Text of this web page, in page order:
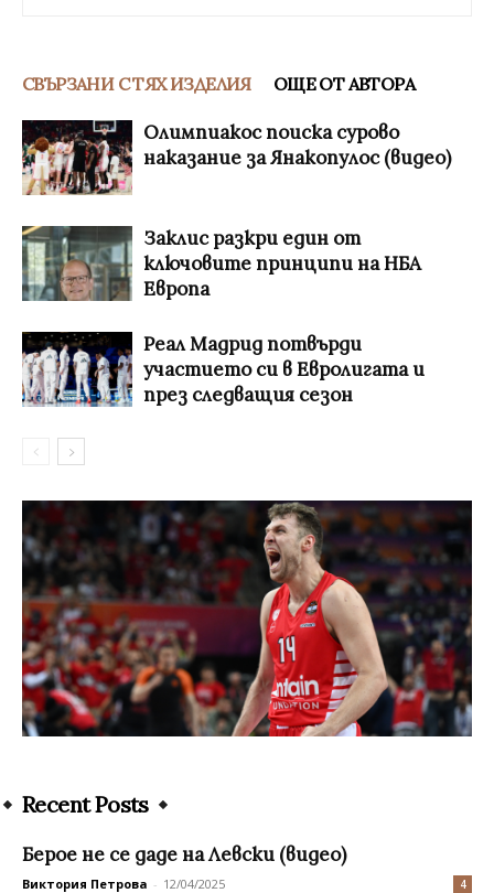
СВЪРЗАНИ С ТЯХ ИЗДЕЛИЯ ОЩЕ ОТ АВТОРА
Олимпиакос поиска сурово
наказание за Янакопулос (видео)
Заклис разкри един от
ключовите принципи на НБА
Европа
Реал Мадрид потвърди
участието си в Евролигата и
през следващия сезон
Recent Posts
Берое не се даде на Левски (видео)
Виктория Петрова - 12/04/2025 4